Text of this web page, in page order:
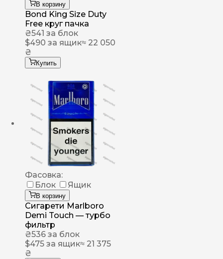
В корзину
Bond King Size Duty
Free круг пачка
₴541 за блок
$490 за ящик≈ 22 050
₴
Купить
Фасовка:
Блок
Ящик
В корзину
Сигарети Marlboro
Demi Touch — турбо
фильтр
₴536 за блок
$475 за ящик≈ 21 375
₴